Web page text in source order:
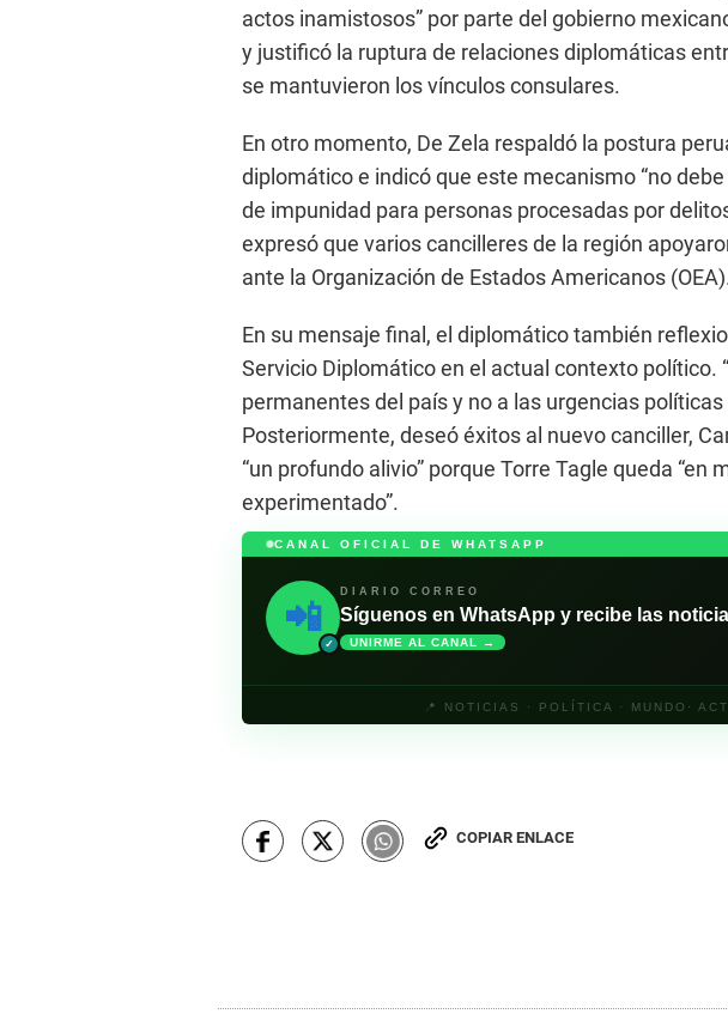
actos inamistosos” por parte del gobierno
y justificó la ruptura de relaciones diplomáticas
se mantuvieron los vínculos consulares.
En otro momento, De Zela respaldó la postura
diplomático e indicó que este mecanismo “no
de impunidad para personas procesadas por
expresó que varios cancilleres de la región
ante la Organización de Estados Americanos
En su mensaje final, el diplomático también
Servicio Diplomático en el actual contexto político.
permanentes del país y no a las urgencias
Posteriormente, deseó éxitos al nuevo canciller,
“un profundo alivio” porque Torre Tagle queda “en
experimentado”.
CANAL OFICIAL DE WHATSAPP
📲
✓
DIARIO CORREO
Síguenos en WhatsApp y recibe las
UNIRME AL CANAL →
📍 NOTICIAS · POLÍTICA · MUNDO·
COPIAR ENLACE